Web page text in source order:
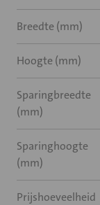
Breedte (mm)
Hoogte (mm)
Sparingbreedte
(mm)
Sparinghoogte
(mm)
Prijshoeveelheid